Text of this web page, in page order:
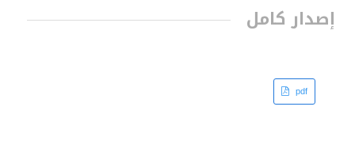
إصدار كامل
pdf